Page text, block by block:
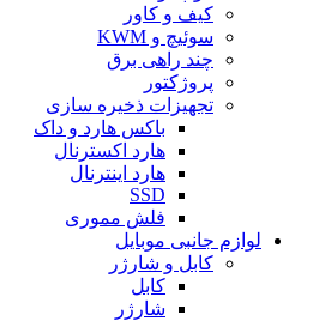
کیف و کاور
سوئیچ و KWM
چند راهی برق
پروژکتور
تجهیزات ذخیره سازی
باکس هارد و داک
هارد اکسترنال
هارد اینترنال
SSD
فلش مموری
لوازم جانبی موبایل
کابل و شارژر
کابل
شارژر